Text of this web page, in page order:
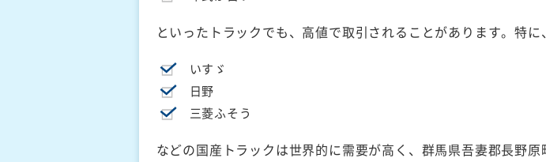
といったトラックでも、高値で取引されることがあります。特に、
いすゞ
日野
三菱ふそう
などの国産トラックは世界的に需要が高く、群馬県吾妻郡長野